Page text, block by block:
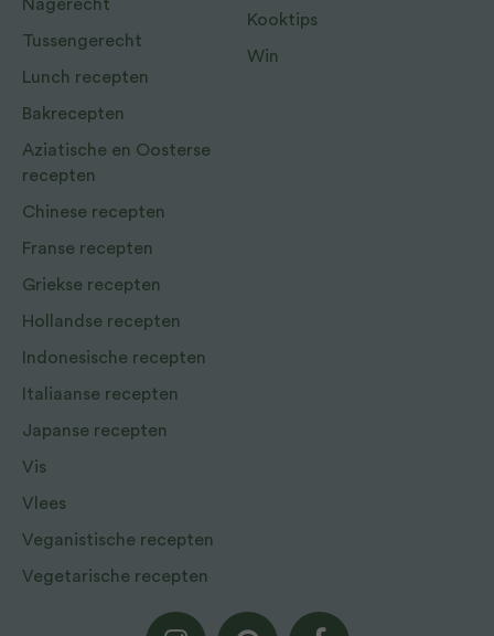
Nagerecht
Tussengerecht
Lunch recepten
Bakrecepten
Aziatische en Oosterse
recepten
Chinese recepten
Franse recepten
Griekse recepten
Hollandse recepten
Indonesische recepten
Italiaanse recepten
Japanse recepten
Vis
Vlees
Veganistische recepten
Vegetarische recepten
Kooktips
Win